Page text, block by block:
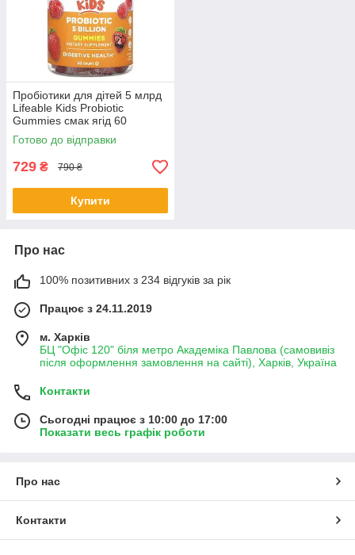
Пробіотики для дітей 5 млрд
Lifeable Kids Probiotic
Gummies смак ягід 60
мармеладок
Готово до відправки
729 ₴ 790 ₴
Купити
Про нас
100% позитивних з 234 відгуків за рік
Працює з 24.11.2019
м. Харків
БЦ "Офіс 120" біля метро Академіка Павлова (самовивіз
після оформлення замовлення на сайті), Харків, Україна
Контакти
Сьогодні працює з 10:00 до 17:00
Показати весь графік роботи
Про нас
Контакти